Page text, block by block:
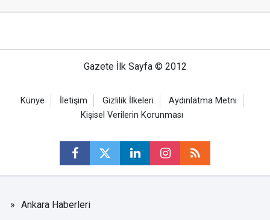
Gazete İlk Sayfa © 2012
Künye İletişim Gizlilik İlkeleri
Aydınlatma Metni
Kişisel Verilerin Korunması
Ankara Haberleri